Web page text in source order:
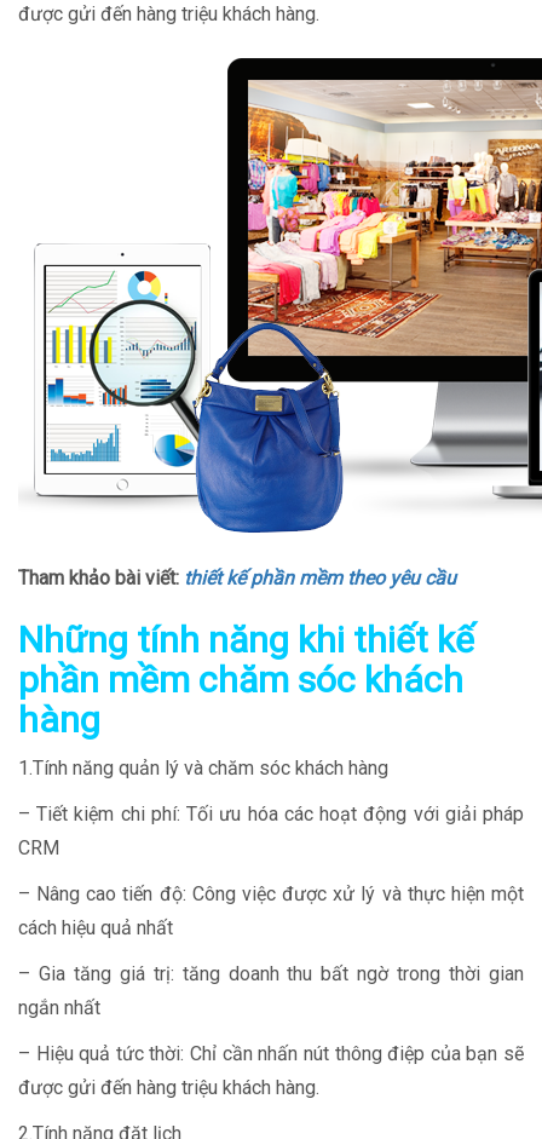
được gửi đến hàng triệu khách hàng.
Tham khảo bài viết: thiết kế phần mềm theo yêu cầu
Những tính năng khi thiết kế
phần mềm chăm sóc khách
hàng
1.Tính năng quản lý và chăm sóc khách hàng
– Tiết kiệm chi phí: Tối ưu hóa các hoạt động với giải pháp
CRM
– Nâng cao tiến độ: Công việc được xử lý và thực hiện một
cách hiệu quả nhất
– Gia tăng giá trị: tăng doanh thu bất ngờ trong thời gian
ngắn nhất
– Hiệu quả tức thời: Chỉ cần nhấn nút thông điệp của bạn sẽ
được gửi đến hàng triệu khách hàng.
2.Tính năng đặt lịch